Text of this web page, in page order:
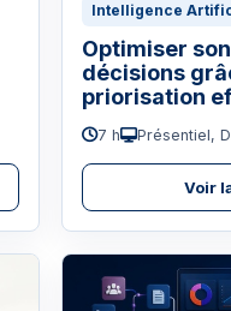
Intelligence
Optimiser
décisions
priorisation
7 h Présentiel,
Voir